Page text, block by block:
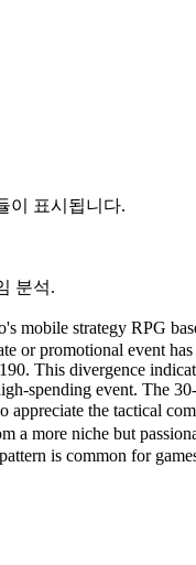
이 표시됩니다.
분석.
strategy RPG
or promotional event
This divergence
spending event. The
appreciate the tactical
niche but
is common for